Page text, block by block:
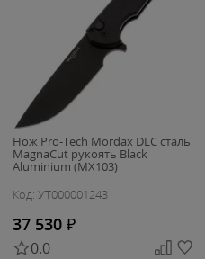
Нож Pro-Tech Mordax DLC сталь
MagnaCut рукоять Black
Aluminium (MX103)
Код: УТ000001243
37 530 ₽
0.0